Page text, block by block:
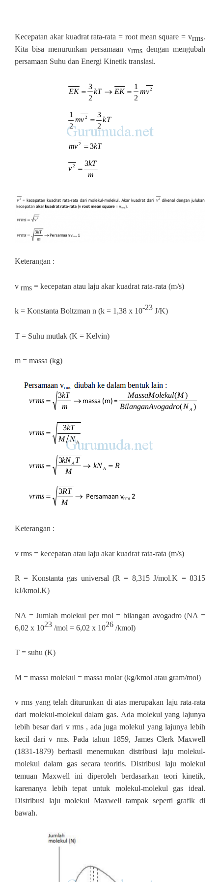
Kecepatan akar kuadrat rata‐rata = root mean square = vrms.
Kita bisa menurunkan persamaan vrms dengan mengubah
persamaan Suhu dan Energi Kinetik translasi.
Keterangan :
v rms = kecepatan atau laju akar kuadrat rata‐rata (m/s)
k = Konstanta Boltzman n (k = 1,38 x 10‐23 J/K)
T = Suhu mutlak (K = Kelvin)
m = massa (kg)
Keterangan :
v rms = kecepatan atau laju akar kuadrat rata‐rata (m/s)
R = Konstanta gas universal (R = 8,315 J/mol.K = 8315
kJ/kmol.K)
NA = Jumlah molekul per mol = bilangan avogadro (NA =
6,02 x 1023 /mol = 6,02 x 1026 /kmol)
T = suhu (K)
M = massa molekul = massa molar (kg/kmol atau gram/mol)
v rms yang telah diturunkan di atas merupakan laju rata‐rata
dari molekul‐molekul dalam gas. Ada molekul yang lajunya
lebih besar dari v rms , ada juga molekul yang lajunya lebih
kecil dari v rms. Pada tahun 1859, James Clerk Maxwell
(1831‐1879) berhasil menemukan distribusi laju molekul‐
molekul dalam gas secara teoritis. Distribusi laju molekul
temuan Maxwell ini diperoleh berdasarkan teori kinetik,
karenanya lebih tepat untuk molekul‐molekul gas ideal.
Distribusi laju molekul Maxwell tampak seperti grafik di
bawah.